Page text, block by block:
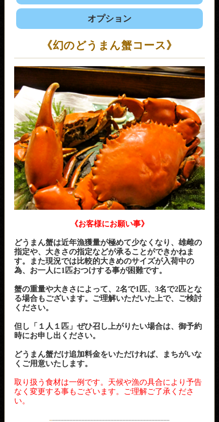
オプション
《幻のどうまん蟹コース》
《お客様にお願い事》
どうまん蟹は近年漁獲量が極めて少なくなり、雄雌の
指定や、大きさの指定などが承ることができかねま
す。また現況では比較的大きめのサイズが入荷中の
為、お一人に1匹おつけする事が困難です。
蟹の重量や大きさによって、2名で1匹、3名で2匹とな
る場合もございます。ご理解いただいた上で、ご検討
ください。
但し「１人１匹」ぜひ召し上がりたい場合は、御予約
時にお申し出ください。
どうまん蟹だけ追加料金をいただければ、まちがいな
くご用意いたします。
取り扱う食材は一例です。天候や漁の具合により予告
なく変更する事もございます。ご理解ご了承くださ
い。